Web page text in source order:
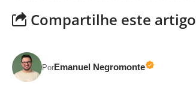
Compartilhe este artigo
PorEmanuel Negromonte